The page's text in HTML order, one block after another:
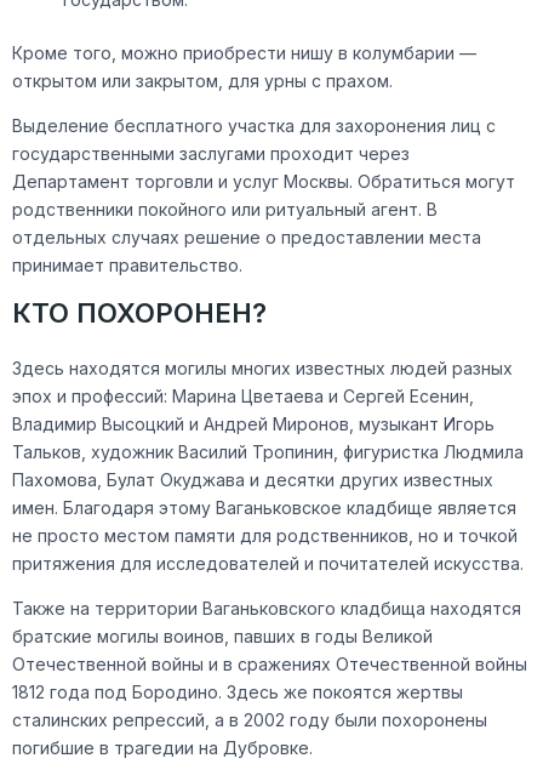
Кроме того, можно приобрести нишу в колумбарии —
открытом или закрытом, для урны с прахом.
Выделение бесплатного участка для захоронения лиц с
государственными заслугами проходит через
Департамент торговли и услуг Москвы. Обратиться могут
родственники покойного или ритуальный агент. В
отдельных случаях решение о предоставлении места
принимает правительство.
КТО ПОХОРОНЕН?
Здесь находятся могилы многих известных людей разных
эпох и профессий: Марина Цветаева и Сергей Есенин,
Владимир Высоцкий и Андрей Миронов, музыкант Игорь
Тальков, художник Василий Тропинин, фигуристка Людмила
Пахомова, Булат Окуджава и десятки других известных
имен. Благодаря этому Ваганьковское кладбище является
не просто местом памяти для родственников, но и точкой
притяжения для исследователей и почитателей искусства.
Также на территории Ваганьковского кладбища находятся
братские могилы воинов, павших в годы Великой
Отечественной войны и в сражениях Отечественной войны
1812 года под Бородино. Здесь же покоятся жертвы
сталинских репрессий, а в 2002 году были похоронены
погибшие в трагедии на Дубровке.